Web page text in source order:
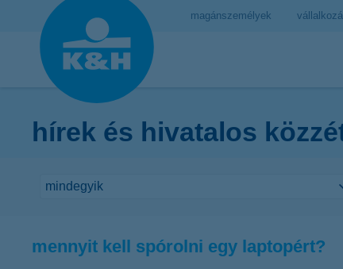
magánszemélyek
hírek és hivatalos
mennyit kell spórolni egy laptopért?